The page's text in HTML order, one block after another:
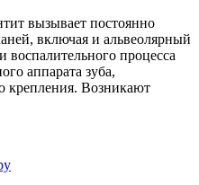
вызывает постоянно
включая и альвеолярный
воспалительного процесса
аппарата зуба,
крепления. Возникают